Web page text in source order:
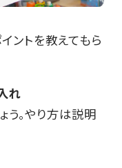
ントを教えてもら
れ
う。やり方は説明